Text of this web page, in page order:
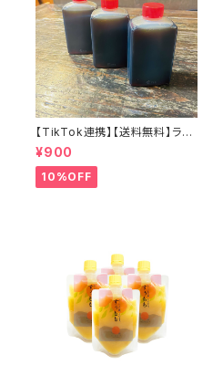
【TikTok連携】【送料無料】ラー
メン屋が作る本物のチャーシュ
ー専用だれ３個セット（８０ｃｃ×
３個）焼き豚 煮豚 焼き肉 和風
こだわり素材 肉用ソース ステー
¥900
10%OFF